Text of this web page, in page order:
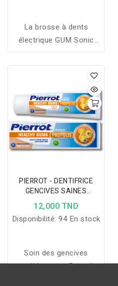
La brosse à dents
électrique GUM Sonic
Sensitive nettoie en
douceur les gencives
sensibles et les zones
difficiles, avec une tête
remplaçable et une
utilisation jusqu’à 3 mois.
PIERROT - DENTIFRICE
GENCIVES SAINES
PROPOLIS 75 ML
12,000 TND
Disponibilité: 94 En stock
Soin des gencives
sensibles avec Propolis